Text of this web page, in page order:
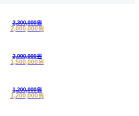
2020-04-16
2,300,000원
2,000,000원
2,000,000원
1,500,000원
1,200,000원
1,200,000원